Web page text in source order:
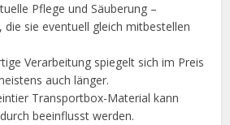
Pflege und Säuberung –
die sie eventuell gleich mitbestellen
Verarbeitung spiegelt sich im Preis
auch länger.
Transportbox-Material kann
beeinflusst werden.